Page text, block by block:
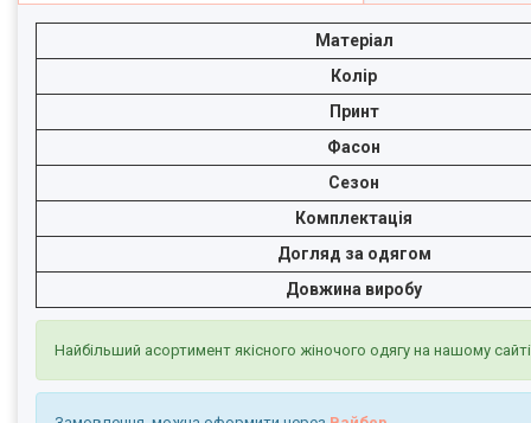
Матеріал
Колір
Принт
Фасон
Сезон
Комплектація
Догляд за одягом
Довжина виробу
Найбільший асортимент якісного жіночого одягу на нашому